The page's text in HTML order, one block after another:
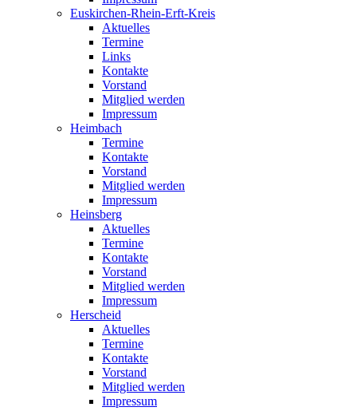
Euskirchen-Rhein-Erft-Kreis
Aktuelles
Termine
Links
Kontakte
Vorstand
Mitglied werden
Impressum
Heimbach
Termine
Kontakte
Vorstand
Mitglied werden
Impressum
Heinsberg
Aktuelles
Termine
Kontakte
Vorstand
Mitglied werden
Impressum
Herscheid
Aktuelles
Termine
Kontakte
Vorstand
Mitglied werden
Impressum